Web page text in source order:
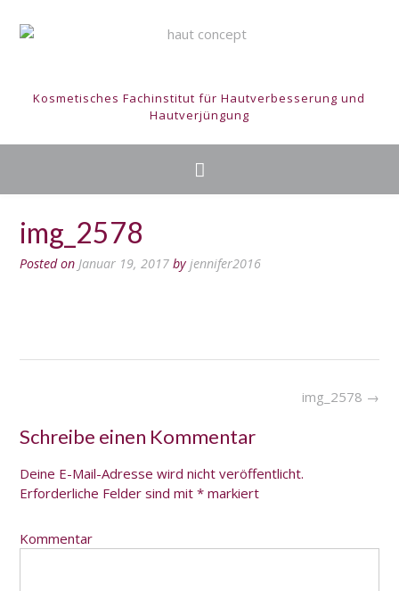
Kosmetisches Fachinstitut für Hautverbesserung und
Hautverjüngung
img_2578
Posted on Januar 19, 2017 by jennifer2016
o
t
a
img_2578 →
Schreibe einen Kommentar
Deine E-Mail-Adresse wird nicht veröffentlicht.
Erforderliche Felder sind mit * markiert
Kommentar